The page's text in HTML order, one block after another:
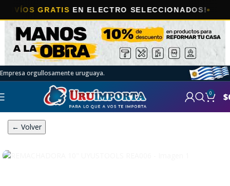
GRATISEN ELECTRO SELECCIONADOS!
Empresa orgullosamente uruguaya.
0 $
← Volver